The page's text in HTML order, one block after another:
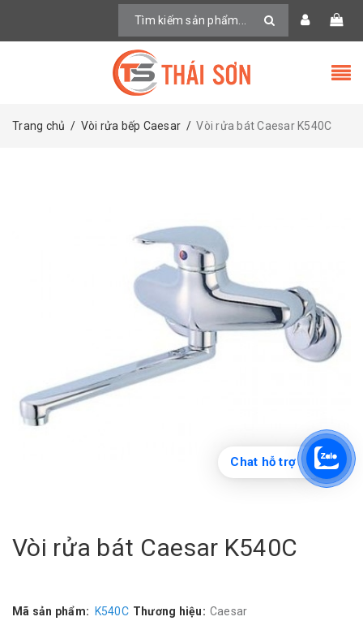
Trang chủ / Vòi rửa bếp Caesar / Vòi rửa bát Caesar K540C
Vòi rửa bát Caesar K540C
Mã sản phẩm: K540C Thương hiệu: Caesar
Chat hỗ trợ